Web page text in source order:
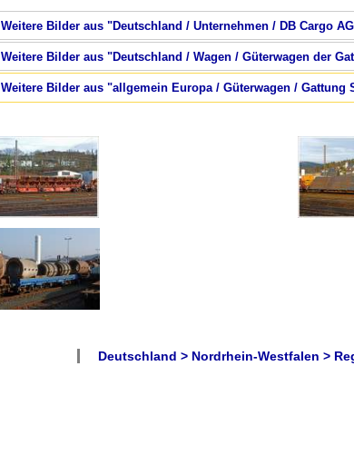
Weitere Bilder aus "Deutschland / Unternehmen / DB Cargo
Weitere Bilder aus "Deutschland / Wagen / Güterwagen der
Weitere Bilder aus "allgemein Europa / Güterwagen / Gattung
Deutschland > Nordrhein-Westfalen >